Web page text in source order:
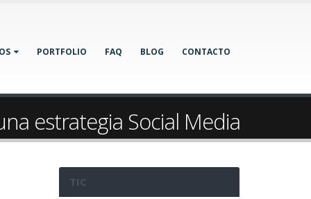
PORTFOLIO FAQ BLOG CONTACTO
estrategia Social Media
TIC